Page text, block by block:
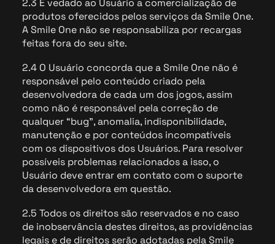
2.3 É vedado ao Usuário a comercialização de
produtos oferecidos pelos serviços da Smile One.
A Smile One não se responsabiliza por recargas
feitas fora do seu site.
2.4 O Usuário concorda que a Smile One não é
responsável pelo conteúdo criado pela
desenvolvedora de cada um dos jogos, assim
como não é responsável pela correção de
qualquer “bug”, anomalia, indisponibilidade,
manutenção e por conteúdos incompatíveis
com os dispositivos dos Usuários. Para resolver
possíveis problemas relacionados a isso, o
Usuário deve entrar em contato com o suporte
da desenvolvedora em questão.
2.5 Todos os direitos são reservados e no caso
de inobservância destes direitos, as providências
legais e de direitos serão adotadas pela Smile